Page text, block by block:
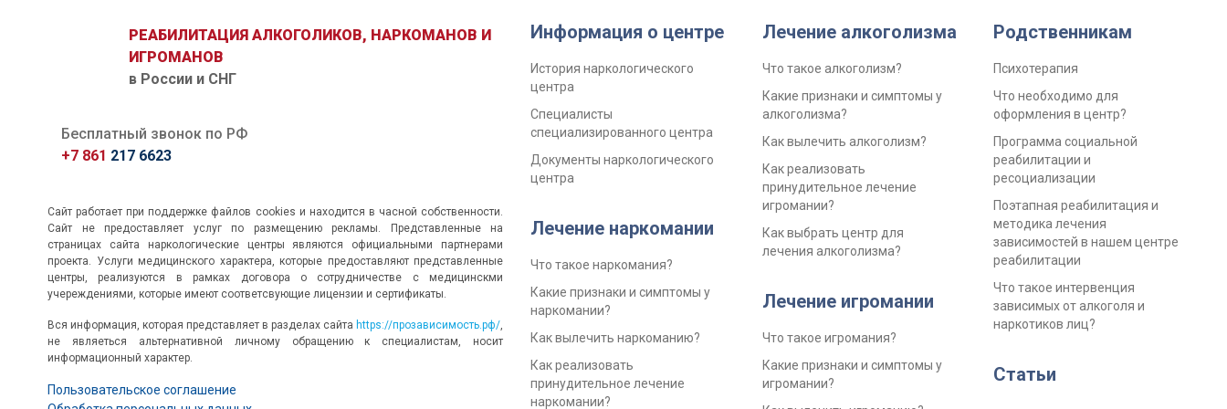
РЕАБИЛИТАЦИЯ АЛКОГОЛИКОВ, НАРКОМАНОВ И
ИГРОМАНОВ
в России и СНГ
Бесплатный звонок по РФ
+7 861 217 6623
Сайт работает при поддержке файлов cookies и находится в часной собственности.
Сайт не предоставляет услуг по размещению рекламы. Представленные на
страницах сайта наркологические центры являются официальными партнерами
проекта. Услуги медицинского характера, которые предоставляют представленные
центры, реализуются в рамках договора о сотрудничестве с медицинскми
учереждениями, которые имеют соответсвующие лицензии и сертификаты.
Вся информация, которая представляет в разделах сайта https://прозависимость.рф/,
не являеться альтернативной личному обращению к специалистам, носит
информационный характер.
Пользовательское соглашение
Информация о центре
История наркологического
центра
Специалисты
специализированного центра
Документы наркологического
центра
Лечение наркомании
Что такое наркомания?
Какие признаки и симптомы у
наркомании?
Как вылечить наркоманию?
Как реализовать
принудительное лечение
наркомании?
Лечение алкоголизма
Что такое алкоголизм?
Какие признаки и симптомы у
алкоголизма?
Как вылечить алкоголизм?
Как реализовать
принудительное лечение
игромании?
Как выбрать центр для
лечения алкоголизма?
Лечение игромании
Что такое игромания?
Какие признаки и симптомы у
игромании?
Родственникам
Психотерапия
Что необходимо для
оформления в центр?
Программа социальной
реабилитации и
ресоциализации
Поэтапная реабилитация и
методика лечения
зависимостей в нашем центре
реабилитации
Что такое интервенция
зависимых от алкоголя и
наркотиков лиц?
Статьи